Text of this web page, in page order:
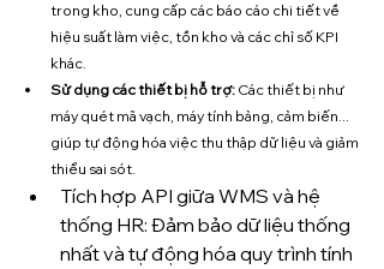
trong kho, cung cấp các báo cáo chi tiết về
hiệu suất làm việc, tồn kho và các chỉ số KPI
khác.
Sử dụng các thiết bị hỗ trợ: Các thiết bị như
máy quét mã vạch, máy tính bảng, cảm biến...
giúp tự động hóa việc thu thập dữ liệu và giảm
thiểu sai sót.
Tích hợp API giữa WMS và hệ
thống HR: Đảm bảo dữ liệu thống
nhất và tự động hóa quy trình tính